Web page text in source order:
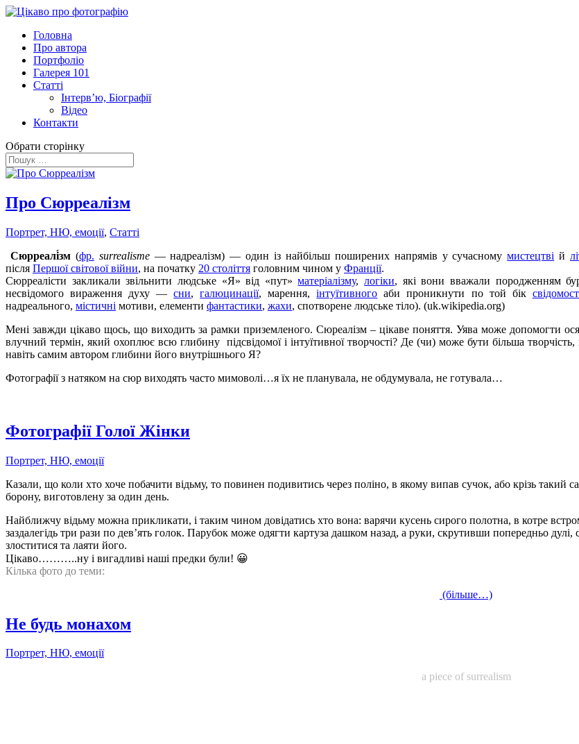
Головна
Про автора
Портфоліо
Галерея 101
Статті
Інтерв’ю, Біографії
Відео
Контакти
Обрати сторінку
Про Сюрреалізм
Портрет, НЮ, емоції, Статті
Сюрреалі́зм(фр. surrealisme— надреалізм) — один із найбільш поширених напрямів у сучасномумистецтві й
після Першої світової війни, на початку 20 століття головним чином у Франції.
Сюрреалісти закликали звільнити людське «Я» від «пут»матеріалізму,логіки, які вони вважали породженням
несвідомого вираження духу —сни,галюцинації, марення,інтуїтивного аби проникнути по той бік
надреального, містичні мотиви, елементи фантастики, жахи, спотворене людське тіло). (uk.wikipedia.org)
Мені завжди цікаво щось, що виходить за рамки приземленого. Сюреалізм – цікаве поняття. Уява може допомогти
влучний термін, який охоплює всю глибину підсвідомої і інтуїтивної творчості? Де (чи) може бути більша творчість,
навіть самим автором глибини його внутрішнього Я?
Фотографії з натяком на сюр виходять часто мимоволі…я їх не планувала, не обдумувала, не готувала…
Фотографії Голої Жінки
Портрет, НЮ, емоції
Казали, що коли хто хоче побачити відьму, то повинен подивитись через поліно, в якому випав сучок, або крізь такий
борону, виготовлену за один день.
Найближчу відьму можна прикликати, і таким чином довідатись хто вона: варячи кусень сирого полотна, в котре
заздалегідь три рази по дев’ять голок. Парубок може одягти картуза дашком назад, а руки, скрутивши попередньо
злоститися та лаяти його.
Цікаво………..ну і вигадливі наші предки були! 😀
Кілька фото до теми:
(більше…)
Не будь монахом
Портрет, НЮ, емоції
a piece of surrealism